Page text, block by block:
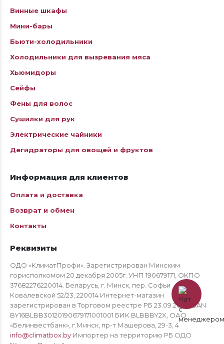
Винные шкафы
Мини-бары
Бьюти-холодильники
Холодильники для вызревания мяса
Хьюмидоры
Сейфы
Фены для волос
Сушилки для рук
Электрические чайники
Дегидраторы для овощей и фруктов
Информация для клиентов
Оплата и доставка
Возврат и обмен
Контакты
Реквизиты
ОДО «КлиматПрофи». Зарегистрирован Минским
горисполкомом 20 декабря 2005г. УНП 190679171, ОКПО
37682276220014. Беларусь, г. Минск, пер. Софьи
Ковалевской 52/23, 220014 Интернет-магазин
зарегистрирован в Торговом реестре РБ 23.09.2024 IBAN
BY16BLBB30120190679171001001 БИК BLBBBY2X, ОАО
«Белинвестбанк», г.Минск, пр-т Машерова, 29-3, 4
info@climatbox.by Импортер на территорию РБ ОДО